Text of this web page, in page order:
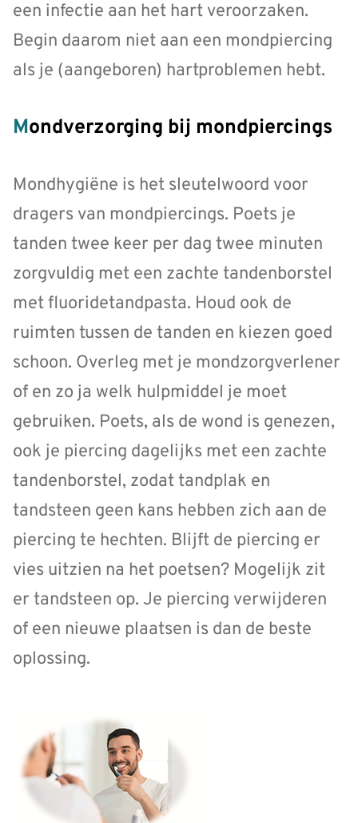
een infectie aan het hart veroorzaken.
Begin daarom niet aan een mondpiercing
als je (aangeboren) hartproblemen hebt.
Mondverzorging bij mondpiercings
Mondhygiëne is het sleutelwoord voor
dragers van mondpiercings. Poets je
tanden twee keer per dag twee minuten
zorgvuldig met een zachte tandenborstel
met fluoridetandpasta. Houd ook de
ruimten tussen de tanden en kiezen goed
schoon. Overleg met je mondzorgverlener
of en zo ja welk hulpmiddel je moet
gebruiken. Poets, als de wond is genezen,
ook je piercing dagelijks met een zachte
tandenborstel, zodat tandplak en
tandsteen geen kans hebben zich aan de
piercing te hechten. Blijft de piercing er
vies uitzien na het poetsen? Mogelijk zit
er tandsteen op. Je piercing verwijderen
of een nieuwe plaatsen is dan de beste
oplossing.